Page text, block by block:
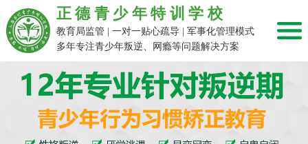
正德青少年特训学校
教育局监管 | 一对一贴心疏导 | 军事化管理模式
多年专注青少年叛逆、网瘾等问题解决方案